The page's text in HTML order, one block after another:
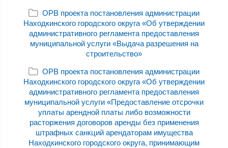
ОРВ проекта постановления администрации
Находкинского городского округа «Об утверждении
административного регламента предоставления
муниципальной услуги «Выдача разрешения на
строительство»
ОРВ проекта постановления администрации
Находкинского городского округа «Об утверждении
административного регламента предоставления
муниципальной услуги «Предоставление отсрочки
уплаты арендной платы либо возможности
расторжения договоров аренды без применения
штрафных санкций арендаторам имущества
Находкинского городского округа, принимающим